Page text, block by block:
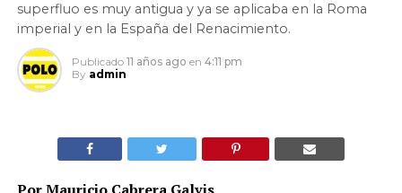
superfluo es muy antigua y ya se aplicaba en la Roma
imperial y en la España del Renacimiento.
Publicado 11 años ago en 4:11 pm
By admin